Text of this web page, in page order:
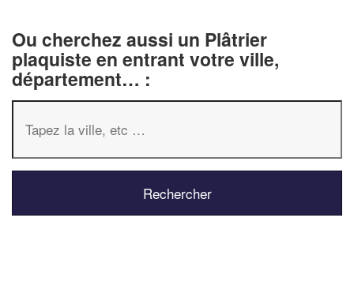
Ou cherchez aussi un Plâtrier
plaquiste en entrant votre ville,
département… :